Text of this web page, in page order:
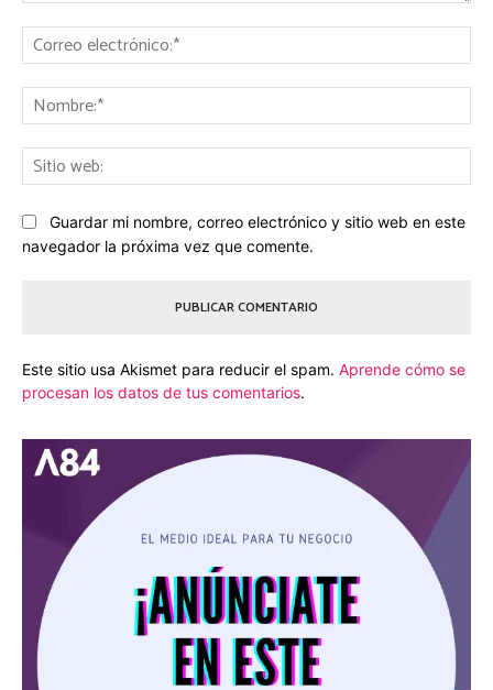
Guardar mi nombre, correo electrónico y sitio web en este
navegador la próxima vez que comente.
Este sitio usa Akismet para reducir el spam. Aprende cómo se
procesan los datos de tus comentarios.